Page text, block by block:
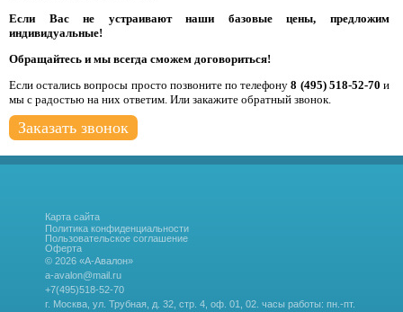
Если Вас не устраивают наши базовые цены, предложим
индивидуальные!
Обращайтесь и мы всегда сможем договориться!
Если остались вопросы просто позвоните по телефону8 (495) 518-52-70 и
мы с радостью на них ответим. Или закажите обратный звонок.
Заказать звонок
Карта сайта
Политика конфиденциальности
Пользовательское соглашение
Оферта
© 2026 «А-Авалон»
a-avalon@mail.ru
+7(495)518-52-70
г. Москва, ул. Трубная, д. 32, стр. 4, оф. 01, 02. часы работы: пн.-пт.